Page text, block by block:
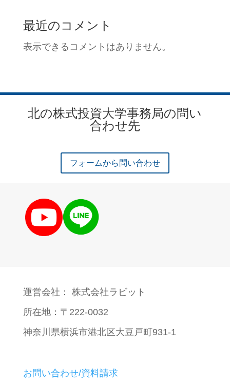
最近のコメント
表示できるコメントはありません。
北の株式投資大学事務局の問い
合わせ先
フォームから問い合わせ
運営会社： 株式会社ラビット
所在地：〒222-0032
神奈川県横浜市港北区大豆戸町931-1
お問い合わせ/資料請求